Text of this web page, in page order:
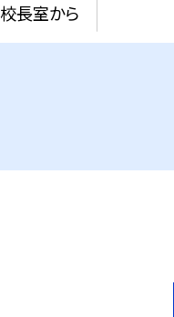
校長室から